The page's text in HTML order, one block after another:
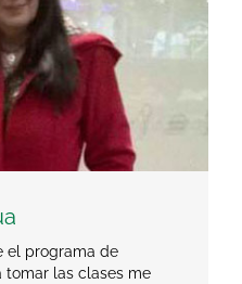
el programa de
tomar las clases me